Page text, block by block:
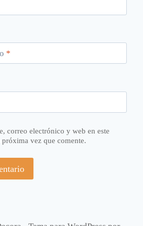
*
correo electrónico y web en este
vez que comente.